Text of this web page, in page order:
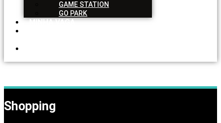
GAME STATION
GO PARK
MINHA VAGA
Shopping